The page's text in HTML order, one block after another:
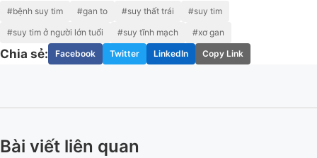
#bệnh suy tim #gan to #suy thất trái
#suy tim
#suy tim ở người lớn tuổi
#suy tĩnh mạch #xơ gan
Chia sẻ: Facebook Twitter LinkedIn Copy Link
Bài viết liên quan